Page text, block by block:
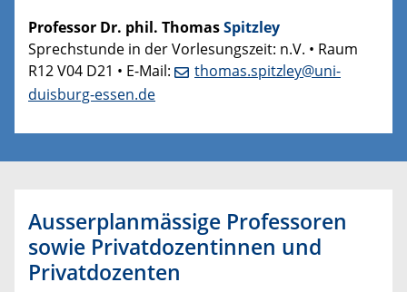
Professor Dr. phil. ThomasSpitzley
Sprechstunde in der Vorlesungszeit: n.V. • Raum
R12 V04 D21 • E-Mail:
thomas.spitzley@uni-
duisburg-essen.de
Ausserplanmässige Professoren
sowie Privatdozentinnen und
Privatdozenten